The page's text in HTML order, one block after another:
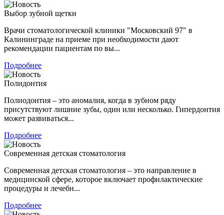
Выбор зубной щетки
Врачи стоматологической клиники "Московский 97" в
Калининграде на приеме при необходимости дают
рекомендации пациентам по вы...
Подробнее
Полидонтия
Полиодонтия – это аномалия, когда в зубном ряду
присутствуют лишние зубы, один или несколько. Гипердонтия
может развиваться...
Подробнее
Современная детская стоматология
Современная детская стоматология – это направление в
медицинской сфере, которое включает профилактические
процедуры и лечебн...
Подробнее